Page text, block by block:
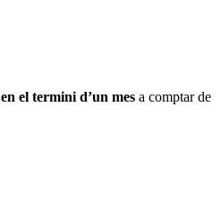
en el termini d’un mes a comptar de